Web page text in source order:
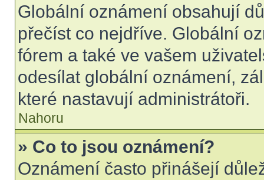
Globální oznámení obsahují
přečíst co nejdříve. Globální
fórem a také ve vašem
odesílat globální oznámení,
které nastavují administrátoři.
Nahoru
» Co to jsou oznámení?
Oznámení často přinášejí